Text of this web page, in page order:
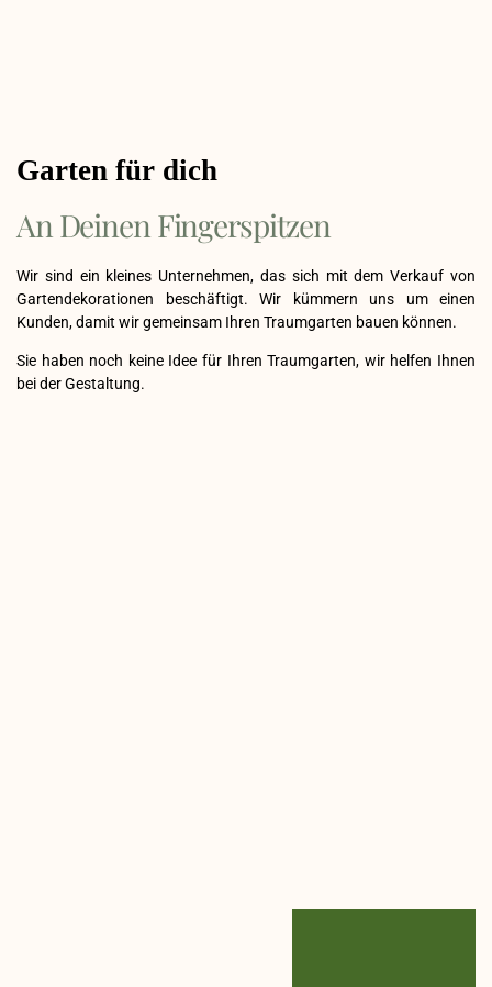
Garten für dich
An Deinen Fingerspitzen
Wir sind ein kleines Unternehmen, das sich mit dem Verkauf von
Gartendekorationen beschäftigt. Wir kümmern uns um einen
Kunden, damit wir gemeinsam Ihren Traumgarten bauen können.
Sie haben noch keine Idee für Ihren Traumgarten, wir helfen Ihnen
bei der Gestaltung.